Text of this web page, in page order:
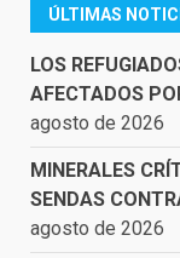
ÚLTIMAS
LOS
AFECTADOS
agosto de 2026
MINERALES
SENDAS
agosto de 2026